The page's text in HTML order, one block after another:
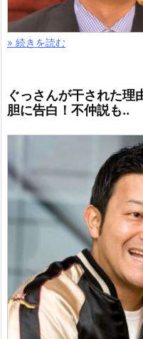
» 続きを読む
ぐっさんが干された理
胆に告白！不仲説も..